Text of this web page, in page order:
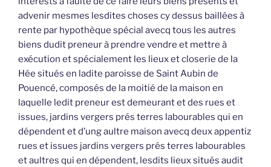
advenir mesmes lesdites choses cy dessus baillées à
rente par hypothèque spécial avecq tous les autres
biens dudit preneur à prendre vendre et mettre à
exécution et spécialement les lieux et closerie de la
Hée situés en ladite paroisse de Saint Aubin de
Pouencé, composés de la moitié de la maison en
laquelle ledit preneur est demeurant et des rues et
issues, jardins vergers prés terres labourables qui en
dépendent et d’ung aultre maison avecq deux appentiz
rues et issues jardins vergers prés terres labourables
et aultres qui en dépendent, lesdits lieux situés audit